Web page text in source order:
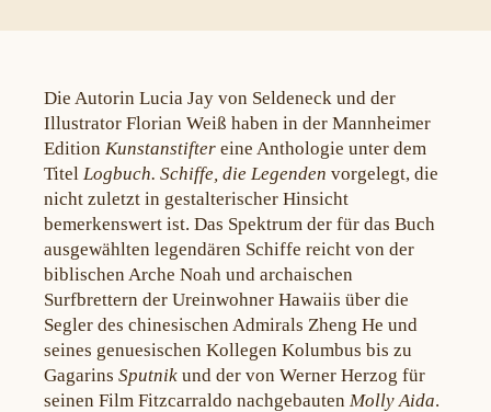
Die Autorin Lucia Jay von Seldeneck und der
Illustrator Florian Weiß haben in der Mannheimer
Edition Kunstanstifter eine Anthologie unter dem
Titel Logbuch. Schiffe, die Legenden vorgelegt, die
nicht zuletzt in gestalterischer Hinsicht
bemerkenswert ist. Das Spektrum der für das Buch
ausgewählten legendären Schiffe reicht von der
biblischen Arche Noah und archaischen
Surfbrettern der Ureinwohner Hawaiis über die
Segler des chinesischen Admirals Zheng He und
seines genuesischen Kollegen Kolumbus bis zu
Gagarins Sputnik und der von Werner Herzog für
seinen Film Fitzcarraldo nachgebauten Molly Aida.